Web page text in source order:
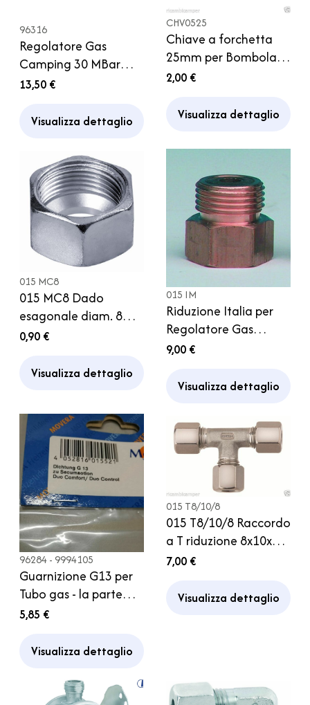
96316
Regolatore Gas
Camping 30 MBar
1,5kg Attacco Italia
13,50 €
Visualizza dettaglio
CHV0525
Chiave a forchetta
25mm per Bombola
Gas Officina Casa
Caravan
2,00 €
Visualizza dettaglio
015 MC8
015 MC8 Dado
esagonale diam. 8
mm Ricambio
Bombola
0,90 €
Visualizza dettaglio
015 IM
Riduzione Italia per
Regolatore Gas
9,00 €
Visualizza dettaglio
96284 - 9994105
Guarnizione G13 per
Tubo gas - la parte
che arriva al
Secumotion Duo
5,85 €
Visualizza dettaglio
015 T8/10/8
015 T8/10/8 Raccordo
a T riduzione 8x10x8
mm Regolatore Gas
7,00 €
Visualizza dettaglio